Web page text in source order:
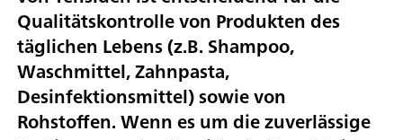
Qualitätskontrolle von Produkten des
täglichen Lebens (z.B. Shampoo,
Waschmittel, Zahnpasta,
Desinfektionsmittel) sowie von
Rohstoffen. Wenn es um die zuverlässige